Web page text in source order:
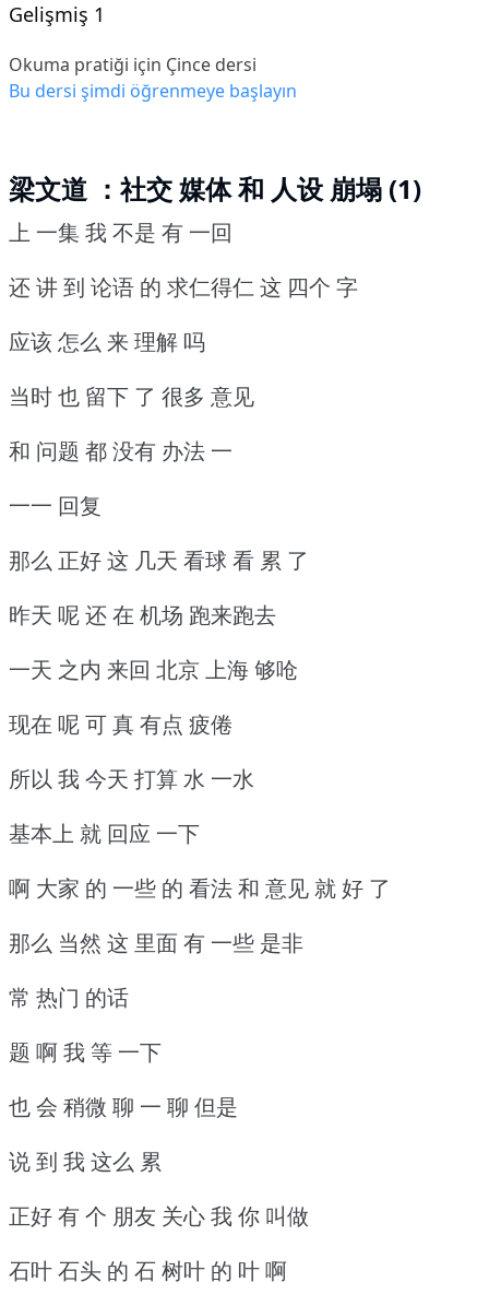
Gelişmiş 1
Okuma pratiği için Çince dersi
Bu dersi şimdi öğrenmeye başlayın
梁文道 ：社交 媒体 和 人设 崩塌 (1)
上 一集 我 不是 有 一回
还 讲 到 论语 的 求仁得仁 这 四个 字
应该 怎么 来 理解 吗
当时 也 留下 了 很多 意见
和 问题 都 没有 办法 一
一一 回复
那么 正好 这 几天 看球 看 累 了
昨天 呢 还 在 机场 跑来跑去
一天 之内 来回 北京 上海 够呛
现在 呢 可 真 有点 疲倦
所以 我 今天 打算 水 一水
基本上 就 回应 一下
啊 大家 的 一些 的 看法 和 意见 就 好 了
那么 当然 这 里面 有 一些 是非
常 热门 的话
题 啊 我 等 一下
也 会 稍微 聊 一 聊 但是
说 到 我 这么 累
正好 有 个 朋友 关心 我 你 叫做
石叶 石头 的 石 树叶 的 叶 啊